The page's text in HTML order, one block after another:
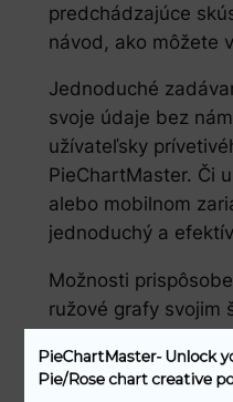
predchádzajúce
návod, ako môžete
Jednoduché
svoje údaje bez
užívateľsky
PieChartMaster. Či
alebo mobilnom
jednoduchý a
Možnosti
ružové grafy svojim
Upravte farby, štítky
zaistili, že váš graf
PieChartMaster- Unlock
Pie/Rose chart creative